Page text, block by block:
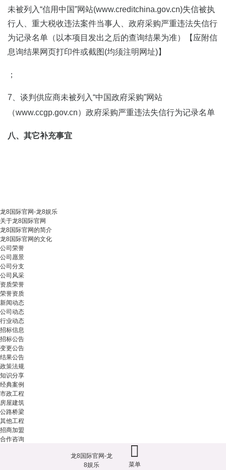
未被列入“信用中国”网站(www.creditchina.gov.cn)失信被执
行人、重大税收违法案件当事人、政府采购严重违法失信行
为记录名单（以本项目发出之后的查询结果为准）【应附信
息询结果网页打印件或截图(均须注明网址)】
；
7、谈判供应商未被列入“中国政府采购”网站
（www.ccgp.gov.cn）政府采购严重违法失信行为记录名单
八、其它补充事宜
龙8国际官网-龙
8娱乐
菜单
龙8国际官网-龙8娱乐
关于龙8国际官网
龙8国际官网的简介
龙8国际官网的文化
公司荣誉
公司愿景
公司分支
公司风采
资质荣誉
荣誉资质
新闻动态
公司动态
行业动态
招标信息
招标公告
变更公告
结果公告
政策法规
知识分享
经典案例
市政工程
房屋建筑
公路桥梁
其他工程
招商加盟
合作咨询